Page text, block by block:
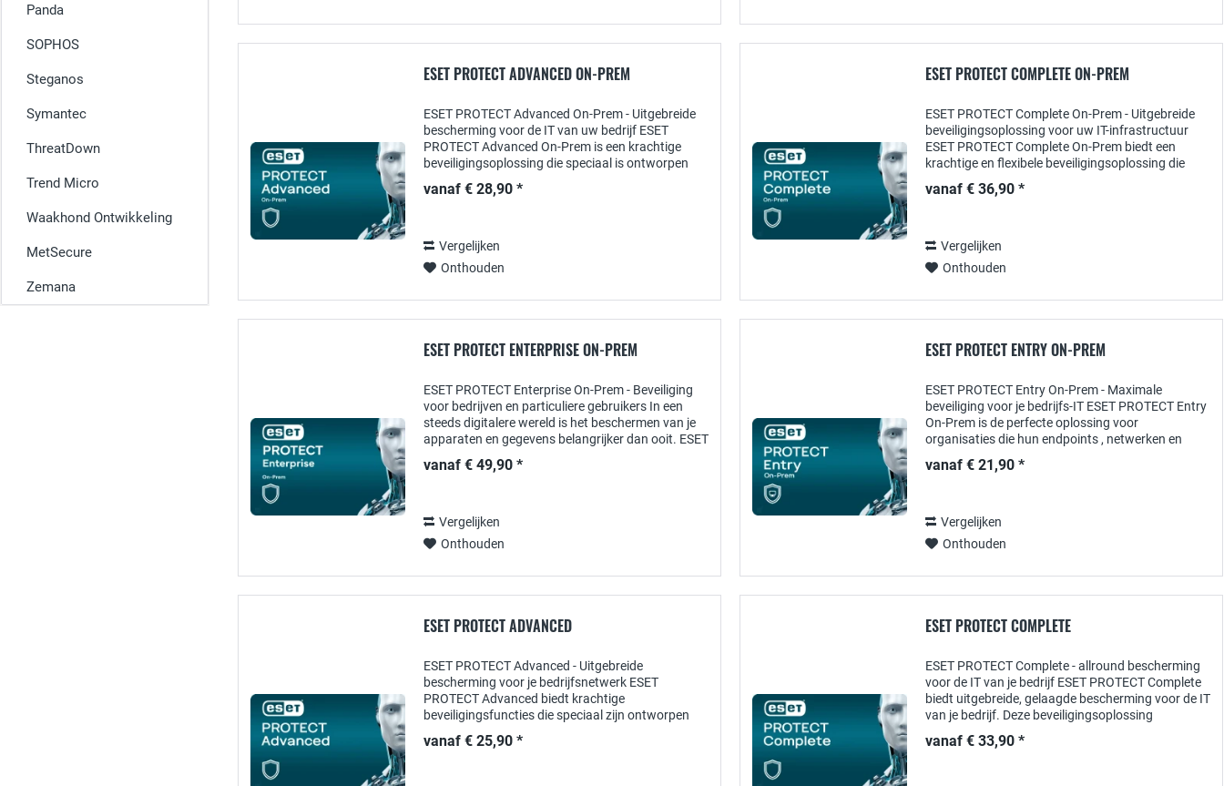
Panda
SOPHOS
Steganos
Symantec
ThreatDown
Trend Micro
Waakhond Ontwikkeling
MetSecure
Zemana
ESET PROTECT ADVANCED ON-PREM
ESET PROTECT Advanced On-Prem - Uitgebreide
bescherming voor de IT van uw bedrijf ESET
PROTECT Advanced On-Prem is een krachtige
beveiligingsoplossing die speciaal is ontworpen
endpoints...
vanaf € 28,90 *
Vergelijken
Onthouden
ESET PROTECT COMPLETE ON-PREM
ESET PROTECT Complete On-Prem - Uitgebreide
beveiligingsoplossing voor uw IT-infrastructuur
ESET PROTECT Complete On-Prem biedt een
krachtige en flexibele beveiligingsoplossing die
vanaf € 36,90 *
Vergelijken
Onthouden
ESET PROTECT ENTERPRISE ON-PREM
ESET PROTECT Enterprise On-Prem - Beveiliging
voor bedrijven en particuliere gebruikers In een
steeds digitalere wereld is het beschermen van je
apparaten en gegevens belangrijker dan ooit. ESET
vanaf € 49,90 *
Vergelijken
Onthouden
ESET PROTECT ENTRY ON-PREM
ESET PROTECT Entry On-Prem - Maximale
beveiliging voor je bedrijfs-IT ESET PROTECT Entry
On-Prem is de perfecte oplossing voor
organisaties die hun endpoints , netwerken en
cyberbedreigingen . Deze...
vanaf € 21,90 *
Vergelijken
Onthouden
ESET PROTECT ADVANCED
ESET PROTECT Advanced - Uitgebreide
bescherming voor je bedrijfsnetwerk ESET
PROTECT Advanced biedt krachtige
beveiligingsfuncties die speciaal zijn ontworpen
een combinatie van realtime...
vanaf € 25,90 *
ESET PROTECT COMPLETE
ESET PROTECT Complete - allround bescherming
voor de IT van je bedrijf ESET PROTECT Complete
biedt uitgebreide, gelaagde bescherming voor de IT
van je bedrijf. Deze beveiligingsoplossing
vanaf € 33,90 *